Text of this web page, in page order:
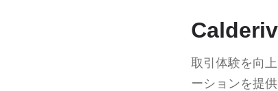
取引体験を向
ーションを提